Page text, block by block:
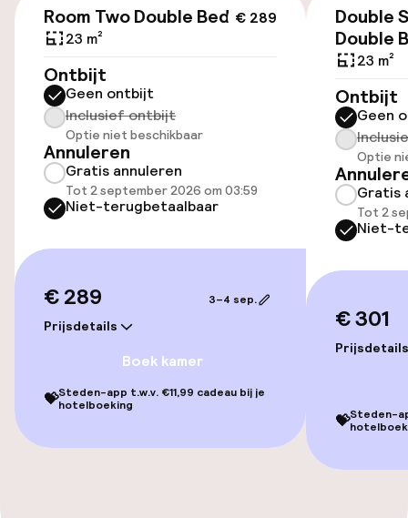
Openbaar parkeren
Toegankelijkheid
Lift
Zwemmen & wellness
Parasols
Entertainment
Betaalde wifi
Zonneterras
€ 289
Room Two Double Beds
23 m²
Ontbijt
Geen ontbijt
Inclusief ontbijt
Optie niet beschikbaar
Annuleren
Gratis annuleren
Tot 2 september 2026 om 03:59
Niet-terugbetaalbaar
€ 289
Prijsdetails
3–4 sep.
Boek kamer
💝Steden-app t.w.v. €11,99 cadeau bij je
hotelboeking
Double
Double
23 m²
Ontbijt
Geen
Optie
Gratis
Tot 2
Niet-
€ 301
Prijsdetails
💝Steden-